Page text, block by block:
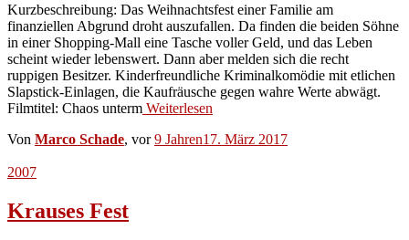
Kurzbeschreibung: Das Weihnachtsfest einer Familie am
finanziellen Abgrund droht auszufallen. Da finden die beiden Söhne
in einer Shopping-Mall eine Tasche voller Geld, und das Leben
scheint wieder lebenswert. Dann aber melden sich die recht
ruppigen Besitzer. Kinderfreundliche Kriminalkomödie mit etlichen
Slapstick-Einlagen, die Kaufräusche gegen wahre Werte abwägt.
Filmtitel: Chaos unterm Weiterlesen
Von Marco Schade, vor9 Jahren17. März 2017
2007
Krauses Fest